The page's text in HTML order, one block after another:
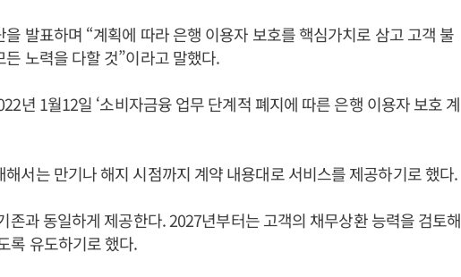
을 발표하며 “계획에 따라 은행 이용자 보호를 핵심가치로 삼고 고객 불
노력을 다할 것”이라고 말했다.
년 1월12일 ‘소비자금융 업무 단계적 폐지에 따른 은행 이용자 보호 계
서는 만기나 해지 시점까지 계약 내용대로 서비스를 제공하기로 했다.
존과 동일하게 제공한다. 2027년부터는 고객의 채무상환 능력을 검토해
록 유도하기로 했다.